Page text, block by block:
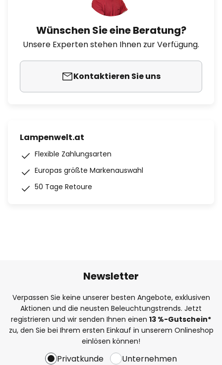
Wünschen Sie eine Beratung?
Unsere Experten stehen Ihnen zur Verfügung.
Kontaktieren Sie uns
Lampenwelt.at
Flexible Zahlungsarten
Europas größte Markenauswahl
50 Tage Retoure
Newsletter
Verpassen Sie keine unserer besten Angebote, exklusiven
Aktionen und die neusten Beleuchtungstrends. Jetzt
registrieren und wir senden Ihnen einen 13 %-Gutschein*
zu, den Sie bei Ihrem ersten Einkauf in unserem Onlineshop
einlösen können!
Privatkunde Unternehmen